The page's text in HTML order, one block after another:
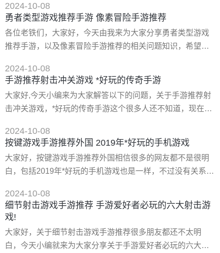
大家，下面我们一起来看看这个问题的分析吧！ 一、十大*耐
玩的手游游戏 1、《王者荣耀》王者荣耀这么多年排位一点
都是秒秒种就匹配到人直接开，人气火爆那可不是吹的，游
戏还是保持了经典的moba玩法，三路推塔加个打野
2024-10-08
勇者类型游戏推荐手游 像素冒险手游推荐
各位老铁们，大家好，今天由我来为大家分享勇者类型游戏
推荐手游，以及像素冒险手游推荐的相关问题知识，希望对
站，您的支持是我们*大的动力，谢谢大家了哈，下面我们开
始吧！ 一、有没有类似勇者大冒险的手游 为玩家推荐几款有
趣、好玩、有特色的手机游戏,帮助大家找到*适合的游戏，今
天风林手游带来平台的人气**手游排行，还有优惠券和礼包码
2024-10-08
手游推荐射击冲关游戏 *好玩的传奇手游
大家好,今天小编来为大家解答以下的问题，关于手游推荐射
击冲关游戏，*好玩的传奇手游这个很多人还不知道，现在让
址： 类型：安卓游戏-射击枪战 版本：v0.012 大小：
139.89m 语言：中文 平台：安卓apk 推荐星级（评分）：
★★★★★ 游戏标签
2024-10-08
按键游戏手游推荐外国 2019年*好玩的手机游戏
大家好，按键游戏手游推荐外国相信很多的网友都不是很明
白，包括2019年*好玩的手机游戏也是一样，不过没有关系，
好玩的手机游戏的一些知识点，大家可以关注收藏，免得下
次来找不到哦，下面我们开始吧！ 一、2019年*好玩的手机
戏有哪些？ 我推荐几个我玩过的： 1，灵魂救星2，韩国的
2024-10-08
细节射击游戏手游推荐 手游爱好者必玩的六大射击游
戏!
大家好，关于细节射击游戏手游推荐很多朋友都还不太明
白，今天小编就来为大家分享关于手游爱好者必玩的六大射